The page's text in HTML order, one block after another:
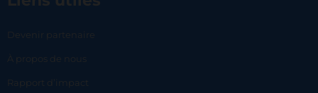
Devenir partenaire
À propos de nous
Rapport d’impact